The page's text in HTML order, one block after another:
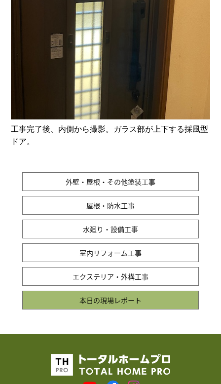
工事完了後、内側から撮影。ガラス部が上下する採風型
ドア。
外壁・屋根・その他塗装工事
屋根・防水工事
水廻り・設備工事
室内リフォーム工事
エクステリア・外構工事
本日の現場レポート